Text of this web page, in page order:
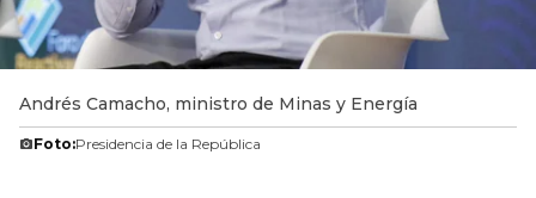
Andrés Camacho, ministro de Minas y Energía
Foto:Presidencia de la República